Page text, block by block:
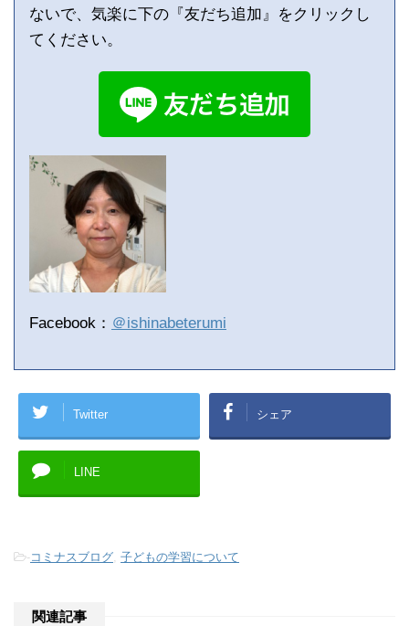
ないで、気楽に下の『友だち追加』をクリックし
てください。
Facebook： ＠ishinabeterumi
Twitter シェア
LINE
-コミナスブログ 子どもの学習について
関連記事